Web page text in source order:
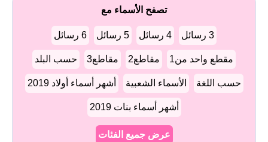
تصفح الأسماء مع
3 رسائل 4 رسائل 5 رسائل 6 رسائل
مقطع واحد من1 مقاطع2 مقاطع3 حسب البلد
حسب اللغة الأسماء الشعبية أشهر أسماء أولاد 2019
أشهر أسماء بنات 2019
عرض جميع الفئات